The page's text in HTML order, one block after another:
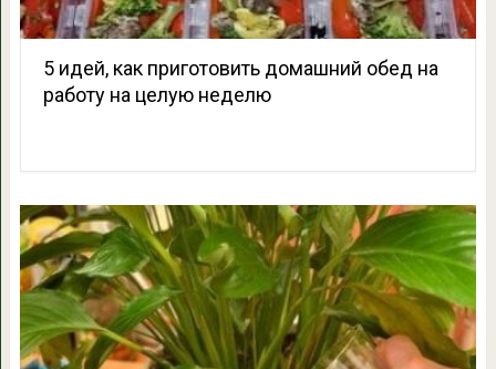
5 идей, как приготовить домашний обед на
работу на целую неделю